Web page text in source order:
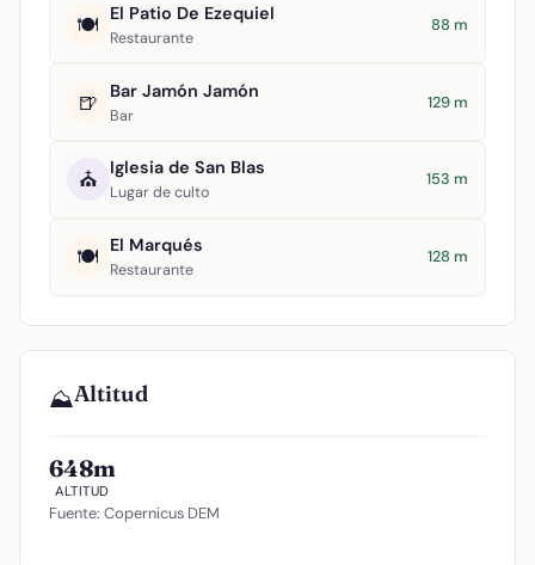
🍽️ El Patio De Ezequiel
Restaurante
88 m
🍺 Bar Jamón Jamón
Bar
129 m
⛪ Iglesia de San Blas
Lugar de culto
153 m
🍽️ El Marqués
Restaurante
128 m
⛰️Altitud
648m
ALTITUD
Fuente: Copernicus DEM